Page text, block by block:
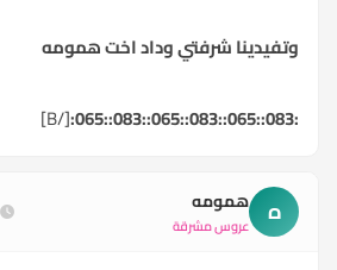
وتفيدينا شرفتي وداد اخت همومه
:083::065::083::065::083::065:
[/B]
ه همومه
عروس مشرقة